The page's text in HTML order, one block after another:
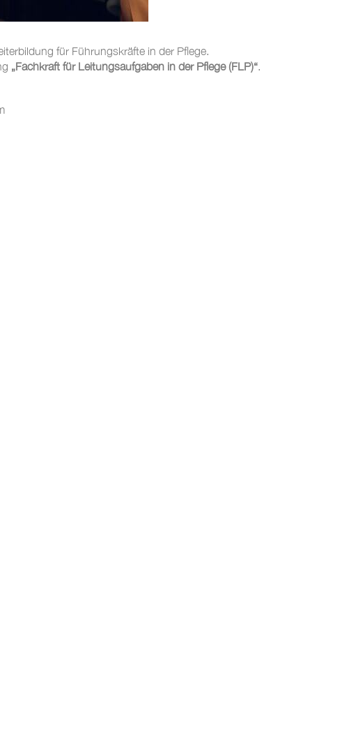
für Führungskräfte in der Pflege.
„Fachkraft für Leitungsaufgaben in der Pflege (FLP)“.